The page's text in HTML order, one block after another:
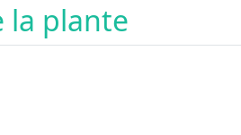
la plante